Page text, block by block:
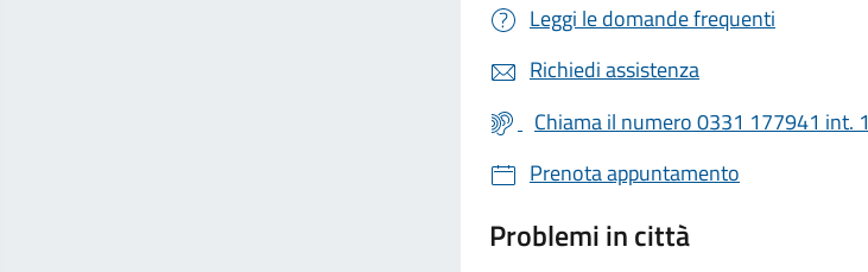
Leggi le domande frequenti
Richiedi assistenza
Chiama il numero 0331 177941 int. 1
Prenota appuntamento
Problemi in città